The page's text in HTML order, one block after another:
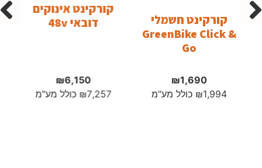
קורקינט חשמלי
GreenBike Click &
Go
₪1,690
₪1,994 כולל מע"מ
קורקינט אינוקים
דובאי 48v
₪6,150
₪7,257 כולל מע"מ